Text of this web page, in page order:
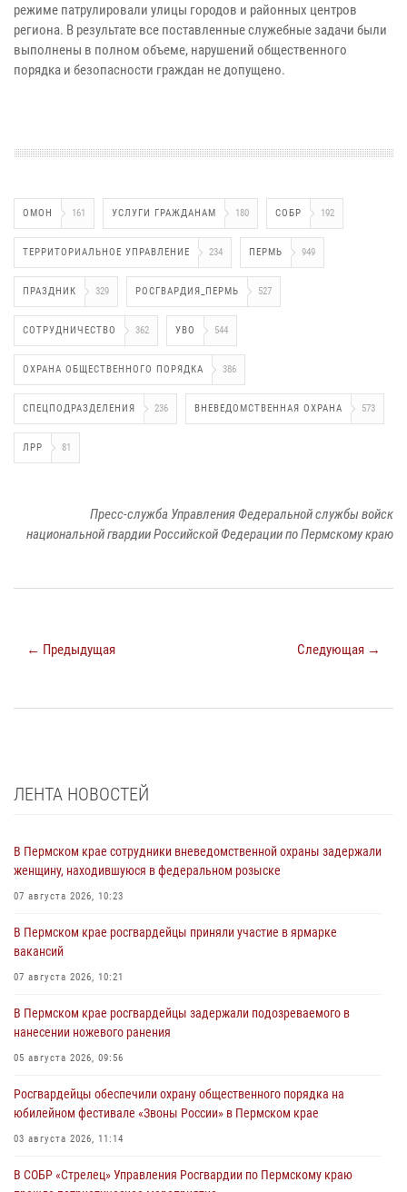
режиме патрулировали улицы городов и районных центров
региона. В результате все поставленные служебные задачи были
выполнены в полном объеме, нарушений общественного
порядка и безопасности граждан не допущено.
ОМОН 161 УСЛУГИ ГРАЖДАНАМ 180 СОБР 192
ТЕРРИТОРИАЛЬНОЕ УПРАВЛЕНИЕ 234 ПЕРМЬ 949
ПРАЗДНИК 329 РОСГВАРДИЯ_ПЕРМЬ 527
СОТРУДНИЧЕСТВО 362 УВО 544
ОХРАНА ОБЩЕСТВЕННОГО ПОРЯДКА 386
СПЕЦПОДРАЗДЕЛЕНИЯ 236 ВНЕВЕДОМСТВЕННАЯ ОХРАНА 573
ЛРР 81
Пресс-служба Управления Федеральной службы войск
национальной гвардии Российской Федерации по Пермскому краю
← Предыдущая Следующая →
ЛЕНТА НОВОСТЕЙ
В Пермском крае сотрудники вневедомственной охраны задержали
женщину, находившуюся в федеральном розыске
07 августа 2026, 10:23
В Пермском крае росгвардейцы приняли участие в ярмарке
вакансий
07 августа 2026, 10:21
В Пермском крае росгвардейцы задержали подозреваемого в
нанесении ножевого ранения
05 августа 2026, 09:56
Росгвардейцы обеспечили охрану общественного порядка на
юбилейном фестивале «Звоны России» в Пермском крае
03 августа 2026, 11:14
В СОБР «Стрелец» Управления Росгвардии по Пермскому краю